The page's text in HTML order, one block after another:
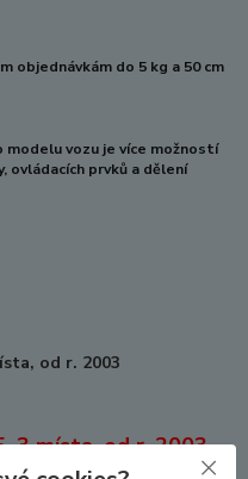
objednávkám do 5 kg a 50 cm
vozu je více možností
ovládacích prvků a dělení
od r. 2003
3 místa, od r. 2003